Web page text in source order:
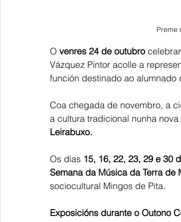
Preme
O venres 24 de outubro
Vázquez Pintor acolle a
función destinado ao
Coa chegada de novembro, a
a cultura tradicional nunha
Leirabuxo.
Os días 15, 16, 22, 23, 29 e 30
Semana da Música da Terra de
sociocultural Mingos de Pita.
Exposicións durante o Outono